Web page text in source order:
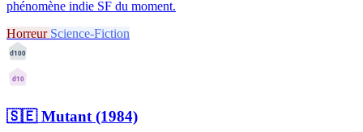
phénomène indie SF du moment.
Horreur Science-Fiction
d100
d10
🇸🇪Mutant (1984)